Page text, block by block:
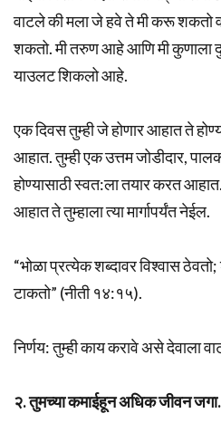
वाटले की मला जे हवे ते मी करू
शकतो. मी तरुण आहे आणि मी कुणाला
याउलट शिकलो आहे.
एक दिवस तुम्ही जे होणार आहात ते
आहात. तुम्ही एक उत्तम जोडीदार,
होण्यासाठी स्वत:ला तयार करत
आहात ते तुम्हाला त्या मार्गापर्यंत नेईल.
“भोळा प्रत्येक शब्दावर विश्वास
टाकतो” (नीती १४:१५).
निर्णय: तुम्ही काय करावे असे देवाला
२. तुमच्या कमाईहून अधिक जीवन जगा.